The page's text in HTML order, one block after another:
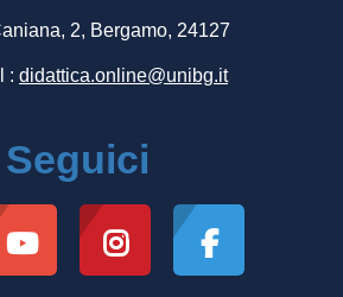
2, Bergamo, 24127
: didattica.online@unibg.it
Seguici